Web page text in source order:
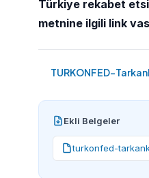
Türkiye rekabet
metnine ilgili link
TURKONFED-
Ekli Belgeler
turkonfed-